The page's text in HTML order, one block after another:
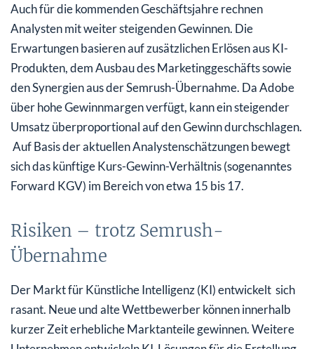
Auch für die kommenden Geschäftsjahre rechnen
Analysten mit weiter steigenden Gewinnen. Die
Erwartungen basieren auf zusätzlichen Erlösen aus KI-
Produkten, dem Ausbau des Marketinggeschäfts sowie
den Synergien aus der Semrush-Übernahme. Da Adobe
über hohe Gewinnmargen verfügt, kann ein steigender
Umsatz überproportional auf den Gewinn durchschlagen.
Auf Basis der aktuellen Analystenschätzungen bewegt
sich das künftige Kurs-Gewinn-Verhältnis (sogenanntes
Forward KGV) im Bereich von etwa 15 bis 17.
Risiken – trotz Semrush-
Übernahme
Der Markt für Künstliche Intelligenz (KI) entwickelt sich
rasant. Neue und alte Wettbewerber können innerhalb
kurzer Zeit erhebliche Marktanteile gewinnen. Weitere